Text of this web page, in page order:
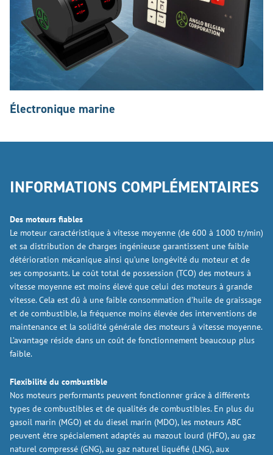
Électronique marine
INFORMATIONS COMPLÉMENTAIRES
Des moteurs fiables
Le moteur caractéristique à vitesse moyenne (de 600 à 1000 tr/min)
et sa distribution de charges ingénieuse garantissent une faible
détérioration mécanique ainsi qu’une longévité du moteur et de
ses composants. Le coût total de possession (TCO) des moteurs à
vitesse moyenne est moins élevé que celui des moteurs à grande
vitesse. Cela est dû à une faible consommation d’huile de graissage
et de combustible, la fréquence moins élevée des interventions de
maintenance et la solidité générale des moteurs à vitesse moyenne.
L’avantage réside dans un coût de fonctionnement beaucoup plus
faible.
Flexibilité du combustible
Nos moteurs performants peuvent fonctionner grâce à différents
types de combustibles et de qualités de combustibles. En plus du
gasoil marin (MGO) et du diesel marin (MDO), les moteurs ABC
peuvent être spécialement adaptés au mazout lourd (HFO), au gaz
naturel compressé (GNG), au gaz naturel liquéfié (LNG), aux